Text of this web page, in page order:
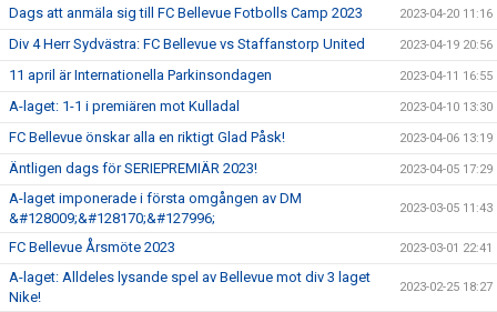
Dags att anmäla sig till FC Bellevue Fotbolls Camp 2023 2023-04-20 11:16
Div 4 Herr Sydvästra: FC Bellevue vs Staffanstorp United 2023-04-19 20:56
11 april är Internationella Parkinsondagen 2023-04-11 16:55
A-laget: 1-1 i premiären mot Kulladal 2023-04-10 13:30
FC Bellevue önskar alla en riktigt Glad Påsk! 2023-04-06 13:19
Äntligen dags för SERIEPREMIÄR 2023! 2023-04-05 17:29
A-laget imponerade i första omgången av DM
&#128009;&#128170;&#127996;
2023-03-05 11:43
FC Bellevue Årsmöte 2023 2023-03-01 22:41
A-laget: Alldeles lysande spel av Bellevue mot div 3 laget
Nike!
2023-02-25 18:27